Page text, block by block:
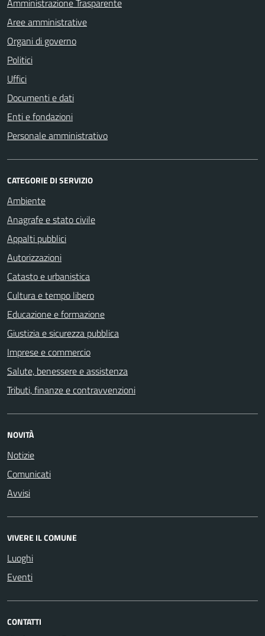
Aree amministrative
Organi di governo
Politici
Uffici
Documenti e dati
Enti e fondazioni
Personale amministrativo
CATEGORIE DI SERVIZIO
Ambiente
Anagrafe e stato civile
Appalti pubblici
Autorizzazioni
Catasto e urbanistica
Cultura e tempo libero
Educazione e formazione
Giustizia e sicurezza pubblica
Imprese e commercio
Salute, benessere e assistenza
Tributi, finanze e contravvenzioni
NOVITÀ
Notizie
Comunicati
Avvisi
VIVERE IL COMUNE
Luoghi
Eventi
CONTATTI